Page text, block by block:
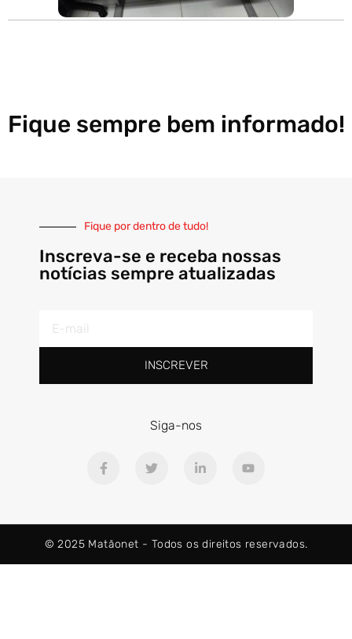
Fique sempre bem informado!
Fique por dentro de tudo!
Inscreva-se e receba nossas
notícias sempre atualizadas
INSCREVER
Siga-nos
© 2025 Matãonet - Todos os direitos reservados.